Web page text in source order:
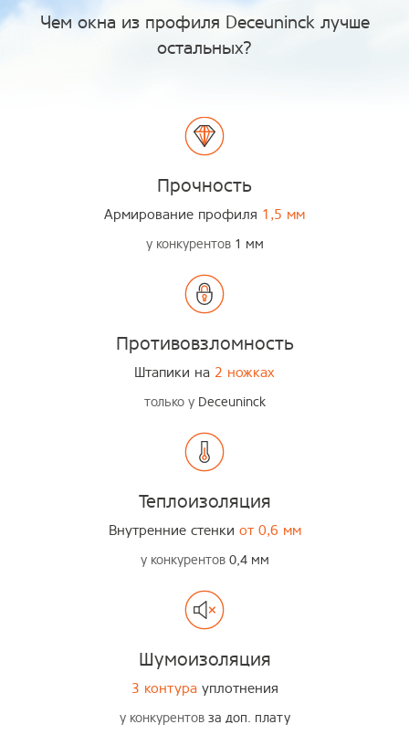
Чем окна из профиля Deceuninck лучше
остальных?
Прочность
Армирование профиля 1,5 мм
у конкурентов1 мм
Противовзломность
Штапики на 2 ножках
только уDeceuninck
Теплоизоляция
Внутренние стенки от 0,6 мм
у конкурентов0,4 мм
Шумоизоляция
3 контурауплотнения
у конкурентовза доп. плату